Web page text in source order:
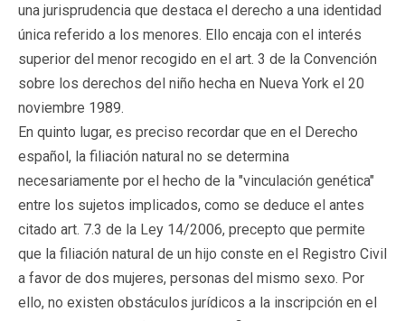
una jurisprudencia que destaca el derecho a una identidad
única referido a los menores. Ello encaja con el interés
superior del menor recogido en el art. 3 de la Convención
sobre los derechos del niño hecha en Nueva York el 20
noviembre 1989.
En quinto lugar, es preciso recordar que en el Derecho
español, la filiación natural no se determina
necesariamente por el hecho de la "vinculación genética"
entre los sujetos implicados, como se deduce el antes
citado art. 7.3 de la Ley 14/2006, precepto que permite
que la filiación natural de un hijo conste en el Registro Civil
a favor de dos mujeres, personas del mismo sexo. Por
ello, no existen obstáculos jurídicos a la inscripción en el